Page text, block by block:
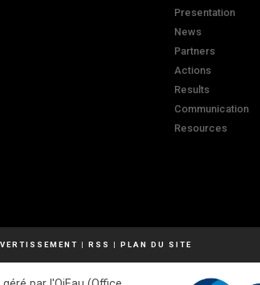
Presentation
News
Partners
Actions
Results
Communication
Resources
| RSS | PLAN DU SITE